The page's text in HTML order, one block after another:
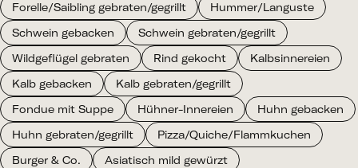
Forelle/Saibling gebraten/gegrillt
Hummer/Languste
Schwein gebacken
Schwein gebraten/gegrillt
Wildgeflügel gebraten
Rind gekocht
Kalbsinnereien
Kalb gebacken
Kalb gebraten/gegrillt
Fondue mit Suppe
Hühner-Innereien
Huhn gebacken
Huhn gebraten/gegrillt
Pizza/Quiche/Flammkuchen
Burger & Co.
Asiatisch mild gewürzt